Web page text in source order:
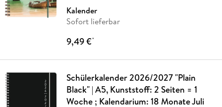
Kalender
Sofort lieferbar
9,49 €*
Schülerkalender 2026/2027 "Plain
Black" | A5, Kunststoff: 2 Seiten = 1
Woche ; Kalendarium: 18 Monate Juli